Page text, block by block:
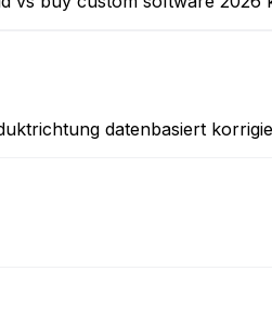
datenbasiert